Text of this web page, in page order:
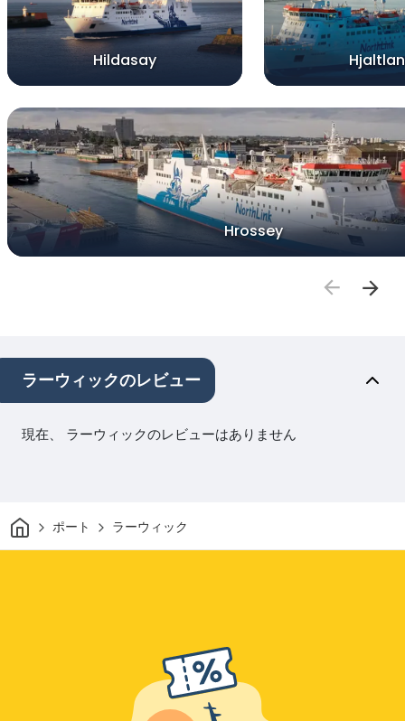
Hildasay
Hrossey
ラーウィックのレビュー
現在、 ラーウィックのレビューはありません
家 ポート ラーウィック